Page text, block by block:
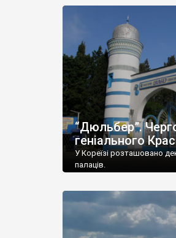
“Дюльбер”.
геніального
У Кореїзі розташовано
палаців.